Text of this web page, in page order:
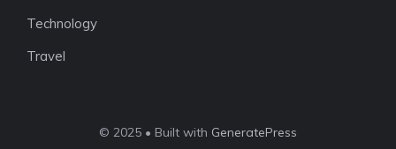
Technology
Travel
© 2025 • Built with GeneratePress